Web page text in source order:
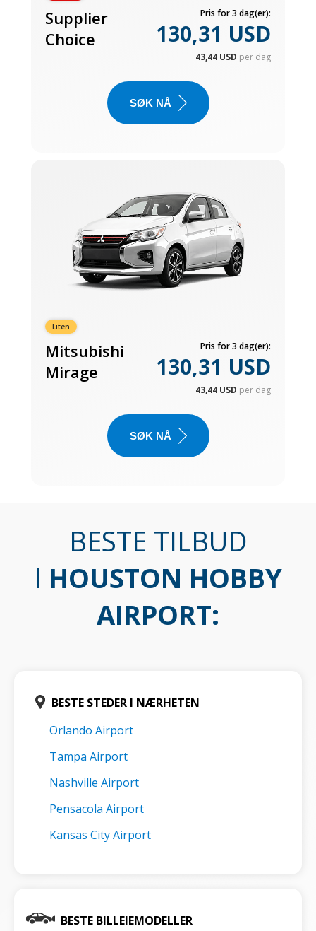
Supplier
Choice
Pris for 3 dag(er):
130,31 USD
43,44 USD per dag
SØK NÅ
Liten
Mitsubishi
Mirage
Pris for 3 dag(er):
130,31 USD
43,44 USD per dag
SØK NÅ
BESTE TILBUD
I HOUSTON HOBBY
AIRPORT:
BESTE STEDER I NÆRHETEN
Orlando Airport
Tampa Airport
Nashville Airport
Pensacola Airport
Kansas City Airport
BESTE BILLEIEMODELLER